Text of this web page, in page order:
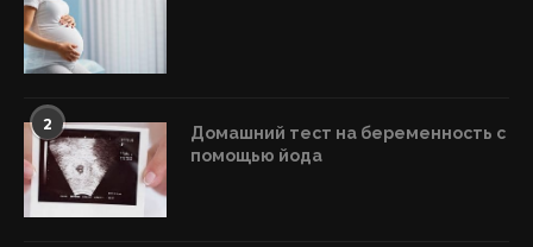
2
Домашний тест на беременность с
помощью йода